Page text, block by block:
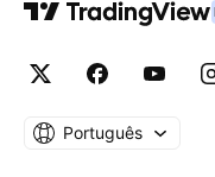
Português